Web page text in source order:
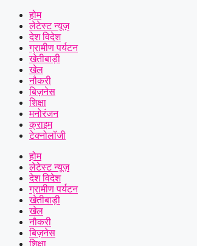
होम
लेटेस्ट न्यूज़
देश विदेश
ग्रामीण पर्यटन
खेतीबाड़ी
खेल
नौकरी
बिज़नेस
शिक्षा
मनोरंजन
क्राइम
टेक्नोलॉजी
होम
लेटेस्ट न्यूज़
देश विदेश
ग्रामीण पर्यटन
खेतीबाड़ी
खेल
नौकरी
बिज़नेस
शिक्षा